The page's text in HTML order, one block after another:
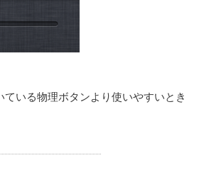
ている物理ボタンより使いやすいとき